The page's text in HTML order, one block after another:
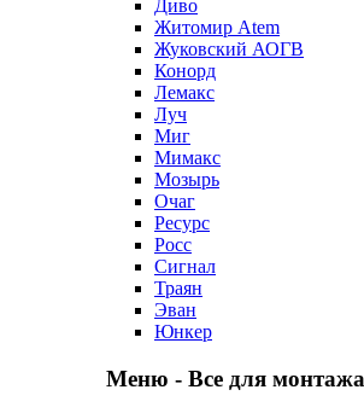
Диво
Житомир Аtem
Жуковский АОГВ
Конорд
Лемакс
Луч
Миг
Мимакс
Мозырь
Очаг
Ресурс
Росс
Сигнал
Траян
Эван
Юнкер
Меню - Все для монтажа